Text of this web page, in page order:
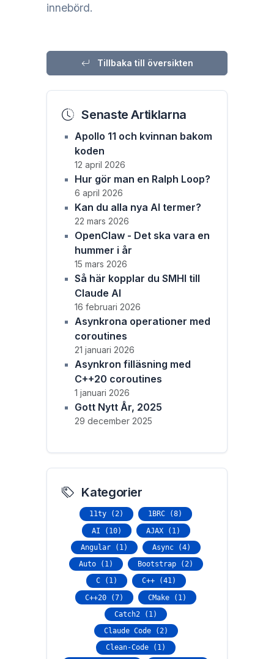
innebörd.
Tillbaka till översikten
Senaste Artiklarna
Apollo 11 och kvinnan bakom
koden
12 april 2026
Hur gör man en Ralph Loop?
6 april 2026
Kan du alla nya AI termer?
22 mars 2026
OpenClaw - Det ska vara en
hummer i år
15 mars 2026
Så här kopplar du SMHI till
Claude AI
16 februari 2026
Asynkrona operationer med
coroutines
21 januari 2026
Asynkron filläsning med
C++20 coroutines
1 januari 2026
Gott Nytt År, 2025
29 december 2025
Kategorier
11ty (2)
1BRC (8)
AI (10)
AJAX (1)
Angular (1)
Async (4)
Auto (1)
Bootstrap (2)
C (1)
C++ (41)
C++20 (7)
CMake (1)
Catch2 (1)
Claude Code (2)
Clean-Code (1)